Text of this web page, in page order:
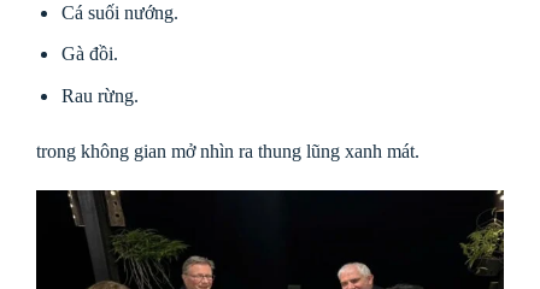
Cá suối nướng.
Gà đồi.
Rau rừng.
trong không gian mở nhìn ra thung lũng xanh mát.